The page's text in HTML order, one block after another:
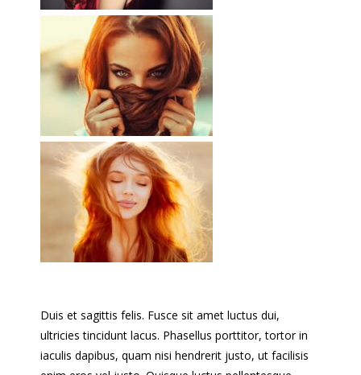
Duis et sagittis felis. Fusce sit amet luctus dui,
ultricies tincidunt lacus. Phasellus porttitor, tortor in
iaculis dapibus, quam nisi hendrerit justo, ut facilisis